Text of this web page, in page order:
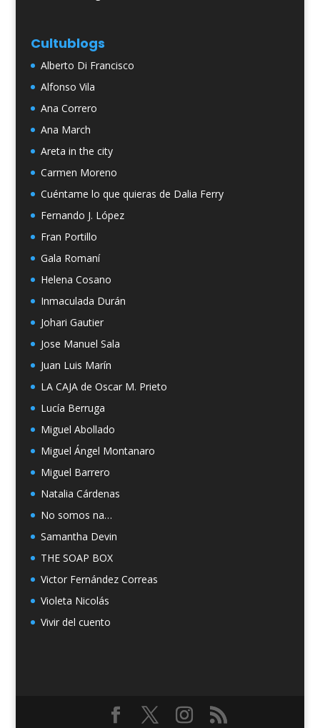
Cultublogs
Alberto Di Francisco
Alfonso Vila
Ana Correro
Ana March
Areta in the city
Carmen Moreno
Cuéntame lo que quieras de Dalia Ferry
Fernando J. López
Fran Portillo
Gala Romaní
Helena Cosano
Inmaculada Durán
Johari Gautier
Jose Manuel Sala
Juan Luis Marín
LA CAJA de Oscar M. Prieto
Lucía Berruga
Miguel Abollado
Miguel Ángel Montanaro
Miguel Barrero
Natalia Cárdenas
No somos na…
Samantha Devin
THE SOAP BOX
Victor Fernández Correas
Violeta Nicolás
Vivir del cuento